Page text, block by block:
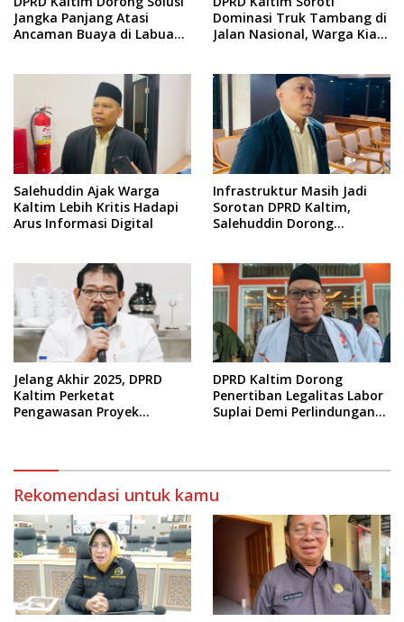
Jangka Panjang Atasi
Ancaman Buaya di Labuan
Dominasi Truk Tambang di
Jalan Nasional, Warga Kian
Salehuddin Ajak Warga
Kaltim Lebih Kritis Hadapi
Arus Informasi Digital
Infrastruktur Masih Jadi
Sorotan DPRD Kaltim,
Salehuddin Dorong
Jelang Akhir 2025, DPRD
Kaltim Perketat
Pengawasan Proyek
DPRD Kaltim Dorong
Penertiban Legalitas Labor
Suplai Demi Perlindungan
Rekomendasi untuk kamu